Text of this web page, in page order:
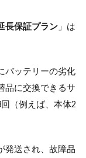
長保証プラン 」は
バッテリーの劣化
品に交換できるサ
（例えば、本体2
発送され、故障品